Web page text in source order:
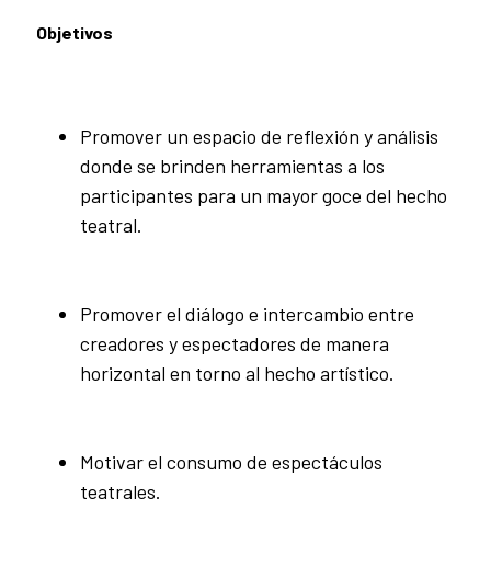
Objetivos
Promover un espacio de reflexión y análisis
donde se brinden herramientas a los
participantes para un mayor goce del hecho
teatral.
Promover el diálogo e intercambio entre
creadores y espectadores de manera
horizontal en torno al hecho artístico.
Motivar el consumo de espectáculos
teatrales.